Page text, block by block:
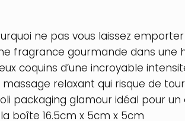
ne pas vous laissez
fragrance gourmande dans une
coquins d’une incroyable
relaxant qui risque de
packaging glamour idéal pour
boîte 16.5cm x 5cm x 5cm